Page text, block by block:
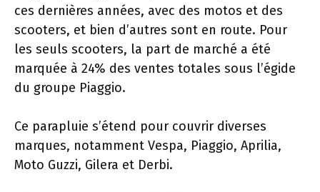
ces dernières années, avec des motos et des
scooters, et bien d’autres sont en route. Pour
les seuls scooters, la part de marché a été
marquée à 24% des ventes totales sous l’égide
du groupe Piaggio.
Ce parapluie s’étend pour couvrir diverses
marques, notamment Vespa, Piaggio, Aprilia,
Moto Guzzi, Gilera et Derbi.